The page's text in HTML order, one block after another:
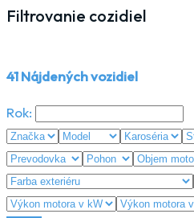
Filtrovanie cozidiel
41Nájdených vozidiel
Rok: